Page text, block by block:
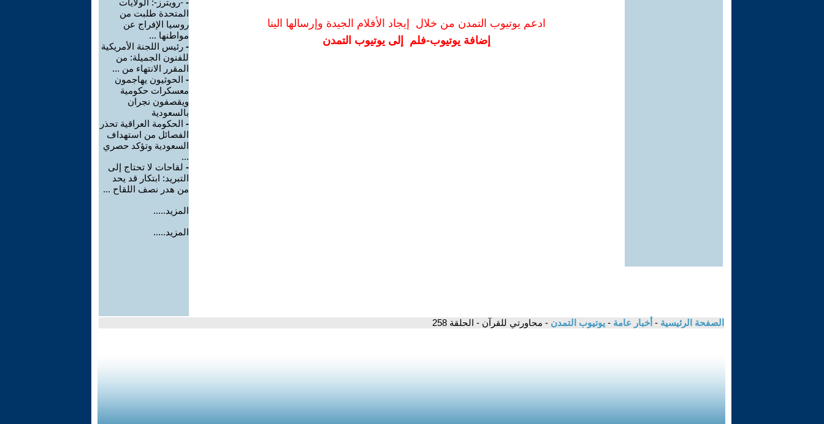
ادعم يوتيوب التمدن من خلال إيجاد الأفلام الجيدة وإرسالها الينا
إضافة يوتيوب-فلم إلى يوتيوب التمدن
- -رويترز-: الولايات
المتحدة طلبت من
روسيا الإفراج عن
مواطنها ...
- رئيس اللجنة الأمريكية
للفنون الجميلة: من
المقرر الانتهاء من ...
- الحوثيون يهاجمون
معسكرات حكومية
ويقصفون نجران
بالسعودية
- الحكومة العراقية تحذر
الفصائل من استهداف
السعودية وتؤكد حصري
...
- لقاحات لا تحتاج إلى
التبريد: ابتكار قد يحد
من هدر نصف اللقاح ...
المزيد.....
المزيد.....
الصفحة الرئيسية - أخبار عامة - يوتيوب التمدن - محاورتي للقرآن - الحلقة 258